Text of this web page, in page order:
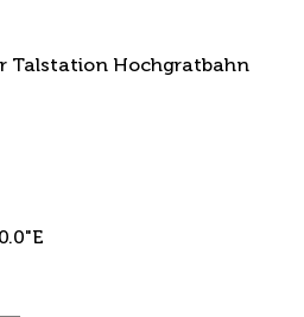
Talstation Hochgratbahn